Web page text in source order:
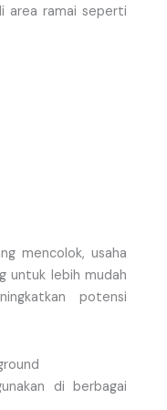
area ramai seperti
mencolok, usaha
untuk lebih mudah
potensi
di berbagai